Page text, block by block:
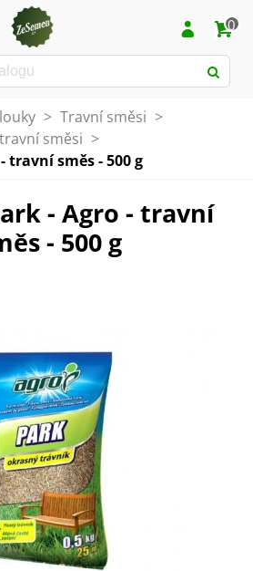
0
> Travní směsi >
směsi >
travní směs - 500 g
- Agro - travní
- 500 g